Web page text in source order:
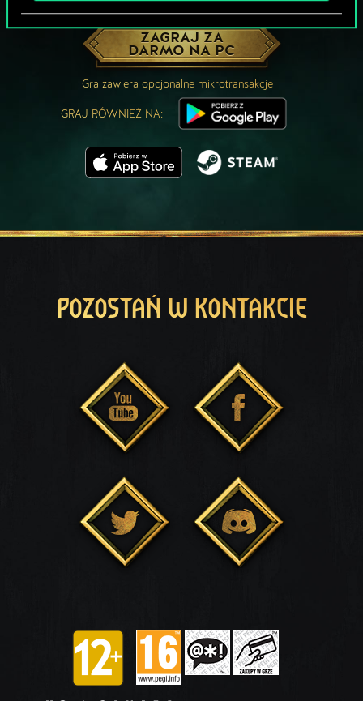
ZAGRAJ ZA
DARMO NA PC
Gra zawiera opcjonalne mikrotransakcje
GRAJ RÓWNIEŻ NA:
POZOSTAŃ W KONTAKCIE